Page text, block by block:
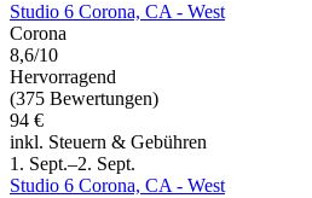
Studio 6 Corona, CA - West
Corona
8,6/10
Hervorragend
(375 Bewertungen)
94 €
inkl. Steuern & Gebühren
1. Sept.–2. Sept.
Studio 6 Corona, CA - West